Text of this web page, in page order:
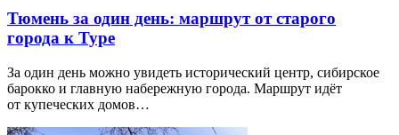
Тюмень за один день: маршрут от старого
города к Туре
За один день можно увидеть исторический центр, сибирское
барокко и главную набережную города. Маршрут идёт
от купеческих домов…